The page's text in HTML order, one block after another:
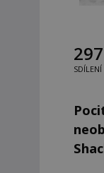
297
SDÍLENÍ